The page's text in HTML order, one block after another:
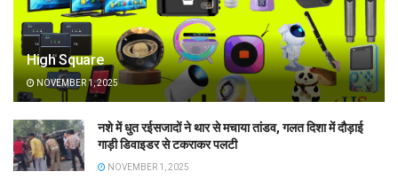
High Square
NOVEMBER 1, 2025
नशे में धुत रईसजादों ने थार से मचाया तांडव, गलत दिशा में दौड़ाई
गाड़ी डिवाइडर से टकराकर पलटी
NOVEMBER 1, 2025